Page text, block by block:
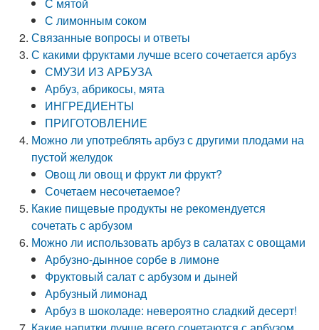
С лимонным соком
Связанные вопросы и ответы
С какими фруктами лучше всего сочетается арбуз
СМУЗИ ИЗ АРБУЗА
Арбуз, абрикосы, мята
ИНГРЕДИЕНТЫ
ПРИГОТОВЛЕНИЕ
Можно ли употреблять арбуз с другими плодами на
пустой желудок
Овощ ли овощ и фрукт ли фрукт?
Сочетаем несочетаемое?
Какие пищевые продукты не рекомендуется
сочетать с арбузом
Можно ли использовать арбуз в салатах с овощами
Арбузно-дынное сорбе в лимоне
Фруктовый салат с арбузом и дыней
Арбузный лимонад
Арбуз в шоколаде: невероятно сладкий десерт!